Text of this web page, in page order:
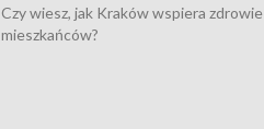
Czy wiesz, jak Kraków wspiera zdrowie
mieszkańców?